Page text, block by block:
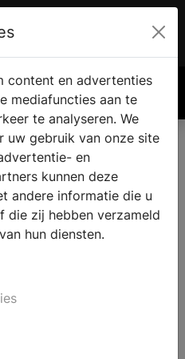
€ 0.00
content en advertenties
mediafuncties aan te
te analyseren. We
uw gebruik van onze site
en
kunnen deze
andere informatie die u
die zij hebben verzameld
hun diensten.